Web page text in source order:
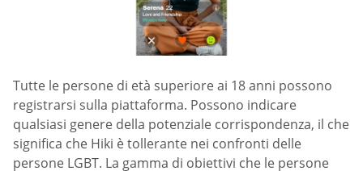
Tutte le persone di età superiore ai 18 anni possono
registrarsi sulla piattaforma. Possono indicare
qualsiasi genere della potenziale corrispondenza, il che
significa che Hiki è tollerante nei confronti delle
persone LGBT. La gamma di obiettivi che le persone